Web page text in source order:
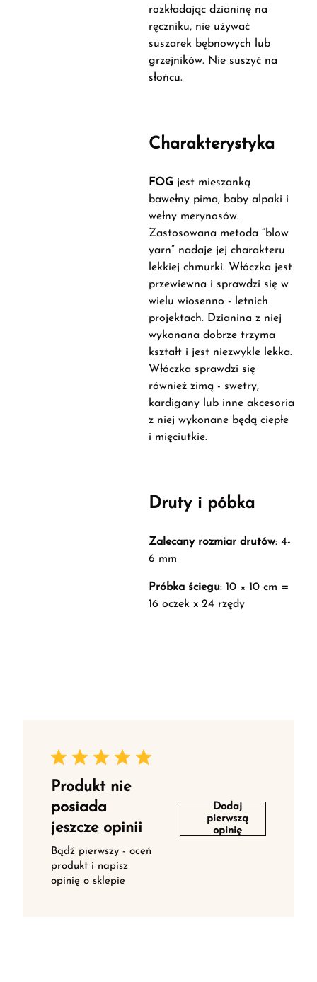
rozkładając dzianinę na
ręczniku, nie używać
suszarek bębnowych lub
grzejników. Nie suszyć na
słońcu.
Charakterystyka
FOGjest mieszanką
bawełny pima, baby alpaki i
wełny merynosów.
Zastosowana metoda “blow
yarn” nadaje jej charakteru
lekkiej chmurki. Włóczka jest
przewiewna i sprawdzi się w
wielu wiosenno - letnich
projektach. Dzianina z niej
wykonana dobrze trzyma
kształt i jest niezwykle lekka.
Włóczka sprawdzi się
również zimą - swetry,
kardigany lub inne akcesoria
z niej wykonane będą ciepłe
i mięciutkie.
Druty i póbka
Zalecany rozmiar drutów: 4-
6 mm
Próbka ściegu: 10 × 10 cm =
16 oczek x 24 rzędy
Produkt nie
posiada
jeszcze opinii
Bądź pierwszy - oceń
produkt i napisz
opinię o sklepie
Dodaj
pierwszą
opinię